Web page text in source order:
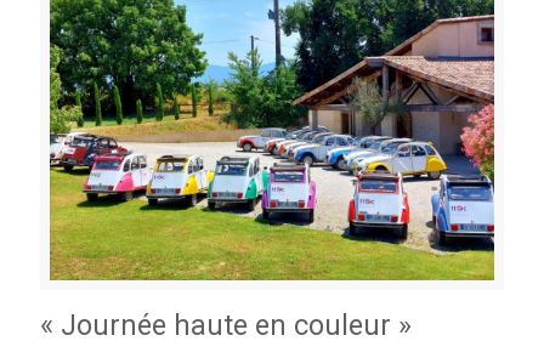
« Journée haute en couleur »